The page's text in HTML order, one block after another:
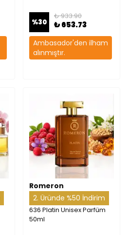
%30
₺ 933.90
₺ 653.73
Ambasador'den ilham
alınmıştır.
Romeron
2. Üründe %50 İndirim
636 Platin Unisex Parfüm
50ml